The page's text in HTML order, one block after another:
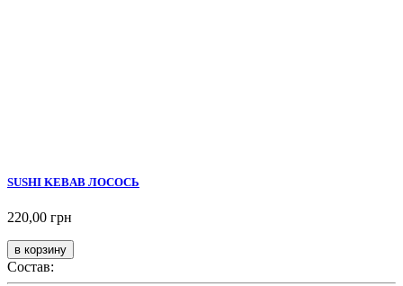
SUSHI KEBAB ЛОСОСЬ
220,00 грн
Состав: